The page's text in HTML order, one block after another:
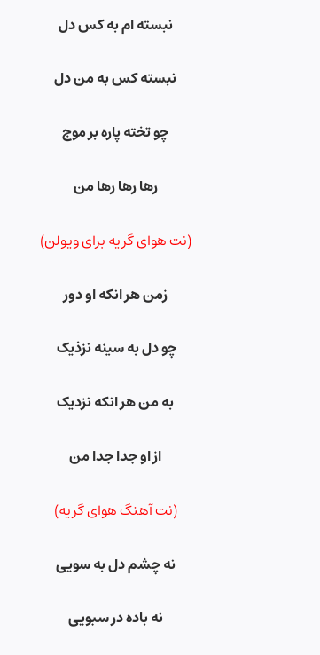
نبسته ام به کس دل
نبسته کس به من دل
چو تخته پاره بر موج
رها رها رها من
(نت هوای گریه برای ویولن)
زمن هر انکه او دور
چو دل به سینه نزذیک
به من هر انکه نزدیک
از او جدا جدا من
(نت آهنگ هوای گریه)
نه چشم دل به سویی
نه باده در سبویی